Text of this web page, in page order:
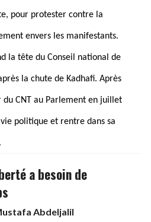
pour protester contre la
envers les manifestants.
la tête du Conseil national de
la chute de Kadhafi. Après
du CNT au Parlement en juillet
politique et rentre dans sa
a besoin de
Abdeljalil